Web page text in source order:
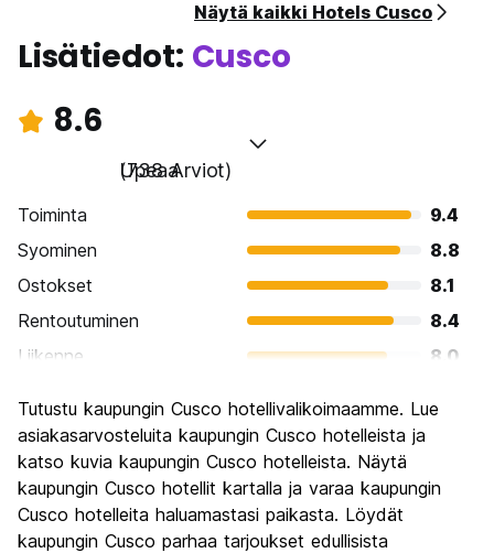
Näytä kaikki Hotels Cusco
Lisätiedot: Cusco
8.6
Upeaa
(738 Arviot)
Toiminta
9.4
Syominen
8.8
Ostokset
8.1
Rentoutuminen
8.4
Liikenne
8.0
Kulttuuri
Yöelämä
Rahanarvoinen
8.2
Tutustu kaupungin Cusco hotellivalikoimaamme. Lue
asiakasarvosteluita kaupungin Cusco hotelleista ja
katso kuvia kaupungin Cusco hotelleista. Näytä
kaupungin Cusco hotellit kartalla ja varaa kaupungin
Cusco hotelleita haluamastasi paikasta. Löydät
kaupungin Cusco parhaa tarjoukset edullisista